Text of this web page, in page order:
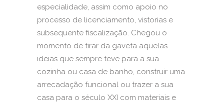
especialidade, assim como apoio no
processo de licenciamento, vistorias e
subsequente fiscalização. Chegou o
momento de tirar da gaveta aquelas
ideias que sempre teve para a sua
cozinha ou casa de banho, construir uma
arrecadação funcional ou trazer a sua
casa para o século XXI com materiais e